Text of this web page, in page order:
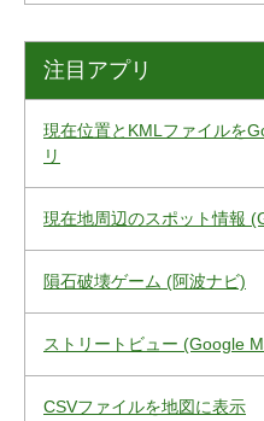
注目アプリ
現在位置とKMLファイルを
リ
現在地周辺のスポット情報
隕石破壊ゲーム (阿波ナビ)
ストリートビュー (Google
CSVファイルを地図に表示